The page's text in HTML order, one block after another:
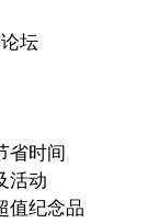
坛
省时间
活动
值纪念品